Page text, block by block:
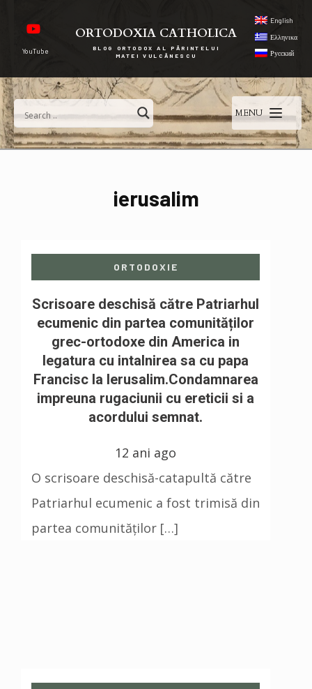
YouTube
ORTODOXIA CATHOLICA
BLOG ORTODOX AL PĂRINTELUI
MATEI VULCĂNESCU
English
Ελληνικα
Русский
MENU
ierusalim
ORTODOXIE
Scrisoare deschisă către Patriarhul
ecumenic din partea comunităților
grec-ortodoxe din America in
legatura cu intalnirea sa cu papa
Francisc la Ierusalim.Condamnarea
impreuna rugaciunii cu ereticii si a
acordului semnat.
12 ani ago
O scrisoare deschisă-catapultă către
Patriarhul ecumenic a fost trimisă din
partea comunităților […]